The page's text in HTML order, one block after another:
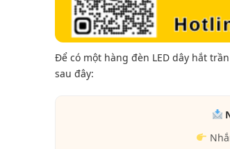
Để có một hàng đèn LED dây hắt
sau đây: